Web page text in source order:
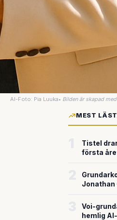
AI-Foto: Pia Luuka• Bilden är skapad
MEST
Tistel
första
Jonathan
Voi-
hemlig